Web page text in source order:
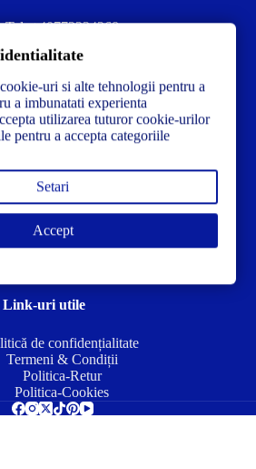
Tel:+40772234268
de ajutor sau ai întrebări?
la:✉️contact@concrete-forma.com
12 Ineu, Arad 315300 Romania
Link-uri utile
de confidențialitate
Termeni & Condiții
Politica-Retur
Politica-Cookies
uri si alte tehnologii pentru a
a imbunatati experienta
utilizarea tuturor cookie-urilor
pentru a accepta categoriile
Setari
Accept